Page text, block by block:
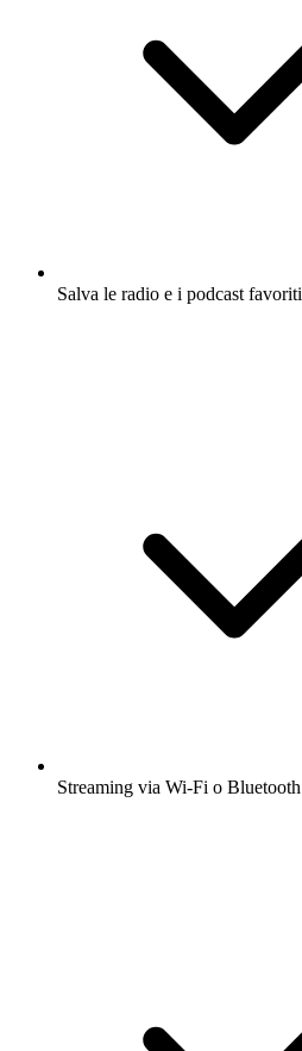
Salva le radio e i podcast favoriti
Streaming via Wi-Fi o Bluetooth